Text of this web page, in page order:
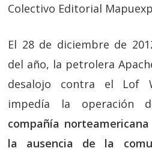
Colectivo Editorial
El 28 de diciembre de
del año, la petrolera
desalojo contra el Lof
impedía la operación
compañía
la ausencia de la